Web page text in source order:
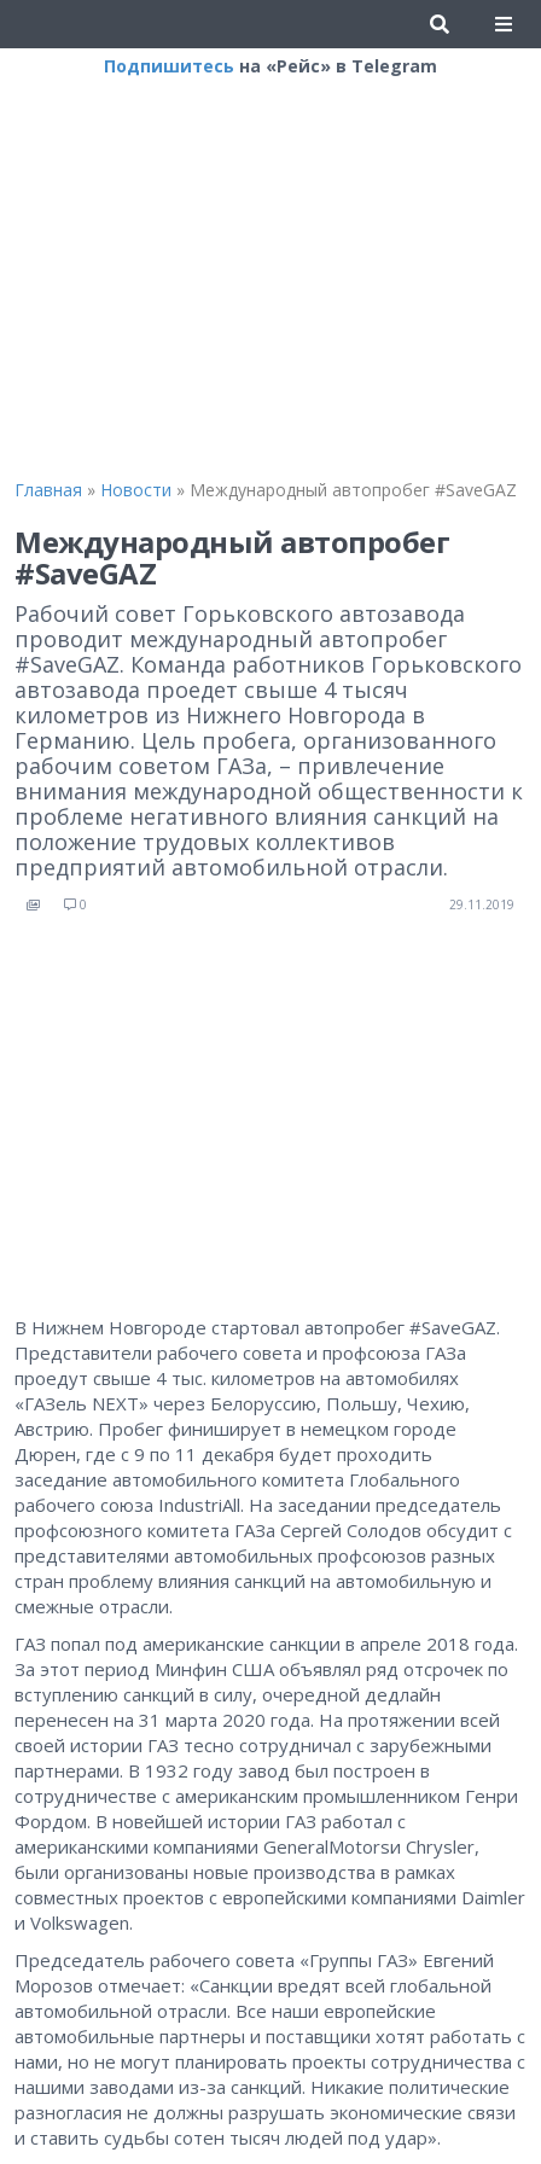
Подпишитесь на «Рейс» в Telegram
Главная » Новости » Международный автопробег #SaveGAZ
Международный автопробег
#SaveGAZ
Рабочий совет Горьковского автозавода
проводит международный автопробег
#SaveGAZ. Команда работников Горьковского
автозавода проедет свыше 4 тысяч
километров из Нижнего Новгорода в
Германию. Цель пробега, организованного
рабочим советом ГАЗа, – привлечение
внимания международной общественности к
проблеме негативного влияния санкций на
положение трудовых коллективов
предприятий автомобильной отрасли.
0 29.11.2019
В Нижнем Новгороде стартовал автопробег #SaveGAZ.
Представители рабочего совета и профсоюза ГАЗа
проедут свыше 4 тыс. километров на автомобилях
«ГАЗель NEXT» через Белоруссию, Польшу, Чехию,
Австрию. Пробег финиширует в немецком городе
Дюрен, где с 9 по 11 декабря будет проходить
заседание автомобильного комитета Глобального
рабочего союза IndustriAll. На заседании председатель
профсоюзного комитета ГАЗа Сергей Солодов обсудит с
представителями автомобильных профсоюзов разных
стран проблему влияния санкций на автомобильную и
смежные отрасли.
ГАЗ попал под американские санкции в апреле 2018 года.
За этот период Минфин США объявлял ряд отсрочек по
вступлению санкций в силу, очередной дедлайн
перенесен на 31 марта 2020 года. На протяжении всей
своей истории ГАЗ тесно сотрудничал с зарубежными
партнерами. В 1932 году завод был построен в
сотрудничестве с американским промышленником Генри
Фордом. В новейшей истории ГАЗ работал с
американскими компаниями GeneralMotorsи Chrysler,
были организованы новые производства в рамках
совместных проектов с европейскими компаниями Daimler
и Volkswagen.
Председатель рабочего совета «Группы ГАЗ» Евгений
Морозов отмечает: «Санкции вредят всей глобальной
автомобильной отрасли. Все наши европейские
автомобильные партнеры и поставщики хотят работать с
нами, но не могут планировать проекты сотрудничества с
нашими заводами из-за санкций. Никакие политические
разногласия не должны разрушать экономические связи
и ставить судьбы сотен тысяч людей под удар».